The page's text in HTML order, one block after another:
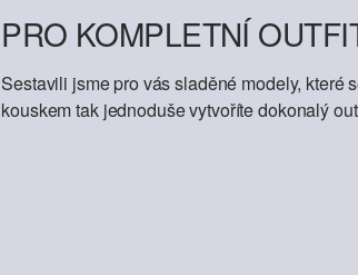
PRO KOMPLETNÍ
Sestavili jsme pro vás sladěné modely,
kouskem tak jednoduše vytvoříte dokonalý